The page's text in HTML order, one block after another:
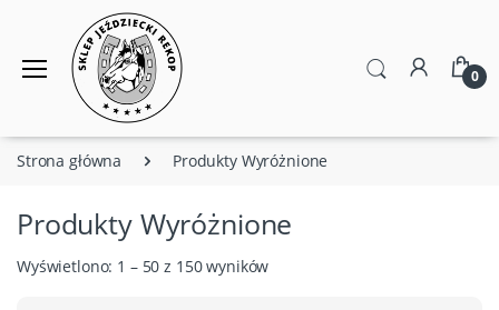
0
Strona główna Produkty Wyróżnione
Produkty Wyróżnione
Wyświetlono: 1 – 50 z 150 wyników